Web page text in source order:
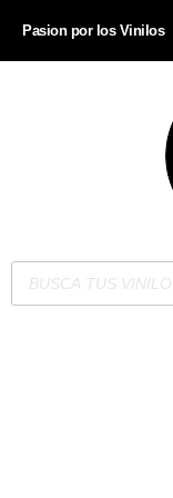
Pasion por los Vinilos